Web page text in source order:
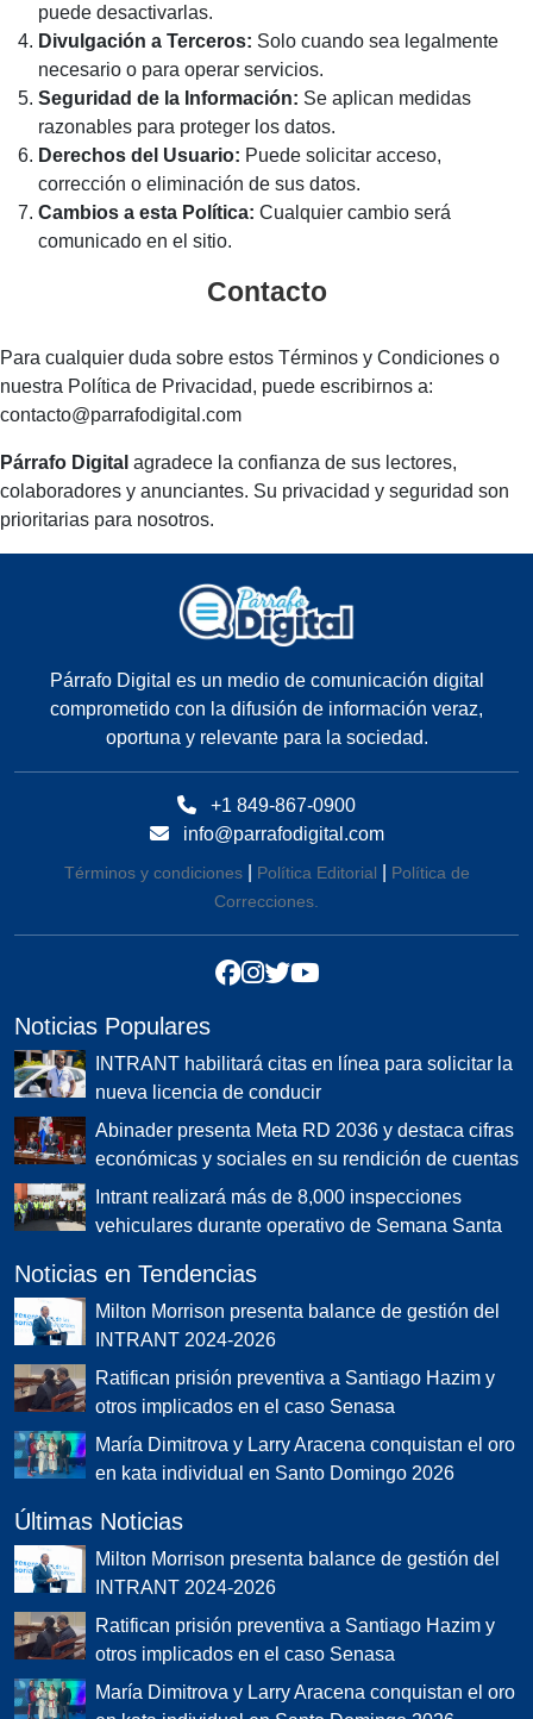
puede desactivarlas.
Divulgación a Terceros: Solo cuando sea legalmente
necesario o para operar servicios.
Seguridad de la Información: Se aplican medidas
razonables para proteger los datos.
Derechos del Usuario: Puede solicitar acceso,
corrección o eliminación de sus datos.
Cambios a esta Política: Cualquier cambio será
comunicado en el sitio.
Contacto
Para cualquier duda sobre estos Términos y Condiciones o
nuestra Política de Privacidad, puede escribirnos a:
contacto@parrafodigital.com
Párrafo Digital agradece la confianza de sus lectores,
colaboradores y anunciantes. Su privacidad y seguridad son
prioritarias para nosotros.
Párrafo Digital es un medio de comunicación digital
comprometido con la difusión de información veraz,
oportuna y relevante para la sociedad.
+1 849-867-0900
info@parrafodigital.com
Términos y condiciones| Política Editorial
Política de
Correcciones.
Noticias Populares
INTRANT habilitará citas en línea para solicitar la
nueva licencia de conducir
Abinader presenta Meta RD 2036 y destaca cifras
económicas y sociales en su rendición de cuentas
Intrant realizará más de 8,000 inspecciones
vehiculares durante operativo de Semana Santa
Noticias en Tendencias
Milton Morrison presenta balance de gestión del
INTRANT 2024-2026
Ratifican prisión preventiva a Santiago Hazim y
otros implicados en el caso Senasa
María Dimitrova y Larry Aracena conquistan el oro
en kata individual en Santo Domingo 2026
Últimas Noticias
Milton Morrison presenta balance de gestión del
INTRANT 2024-2026
Ratifican prisión preventiva a Santiago Hazim y
otros implicados en el caso Senasa
María Dimitrova y Larry Aracena conquistan el oro